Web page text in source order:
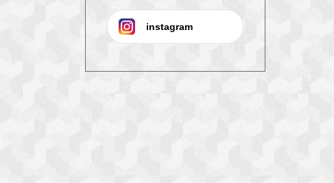
instagram